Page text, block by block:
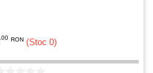
.00 RON (Stoc 0)